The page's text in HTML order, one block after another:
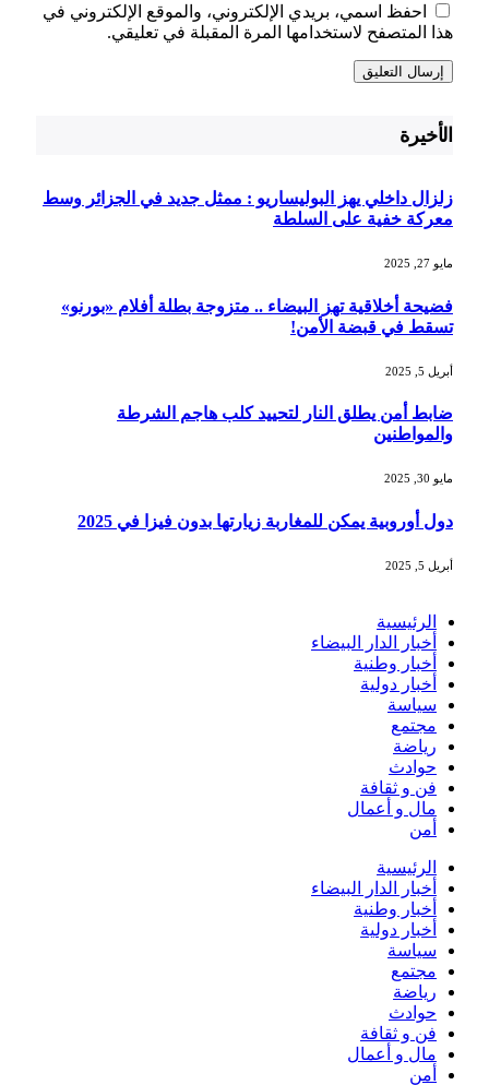
احفظ اسمي، بريدي الإلكتروني، والموقع الإلكتروني في
هذا المتصفح لاستخدامها المرة المقبلة في تعليقي.
الأخيرة
زلزال داخلي يهز البوليساريو : ممثل جديد في الجزائر وسط
معركة خفية على السلطة
مايو 27, 2025
فضيحة أخلاقية تهز البيضاء .. متزوجة بطلة أفلام «بورنو»
تسقط في قبضة الأمن!
أبريل 5, 2025
ضابط أمن يطلق النار لتحييد كلب هاجم الشرطة
والمواطنين
مايو 30, 2025
دول أوروبية يمكن للمغاربة زيارتها بدون فيزا في 2025
أبريل 5, 2025
الرئيسية
أخبار الدار البيضاء
أخبار وطنية
أخبار دولية
سياسة
مجتمع
رياضة
حوادث
فن و ثقافة
مال و أعمال
أمن
الرئيسية
أخبار الدار البيضاء
أخبار وطنية
أخبار دولية
سياسة
مجتمع
رياضة
حوادث
فن و ثقافة
مال و أعمال
أمن